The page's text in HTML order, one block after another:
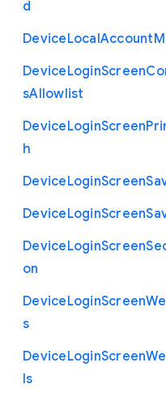
d
DeviceLocalAccount
DeviceLoginScreen
sAllowlist
DeviceLoginScreen
h
DeviceLoginScreen
DeviceLoginScreen
DeviceLoginScreen
on
DeviceLoginScreen
s
DeviceLoginScreen
ls